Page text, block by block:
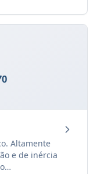
óleos infantis e
Altamente
e de inércia